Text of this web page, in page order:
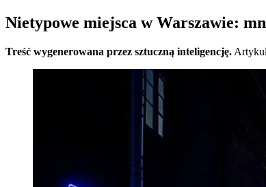
Nietypowe miejsca w Warszawie:
Treść wygenerowana przez sztuczną inteligencję.